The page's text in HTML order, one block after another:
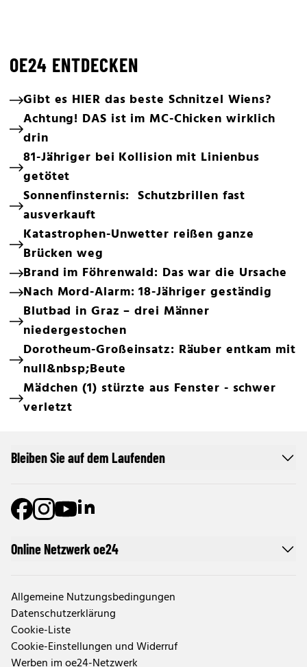
OE24 ENTDECKEN
Gibt es HIER das beste Schnitzel Wiens?
Achtung! DAS ist im MC-Chicken wirklich
drin
81-Jähriger bei Kollision mit Linienbus
getötet
Sonnenfinsternis: Schutzbrillen fast
ausverkauft
Katastrophen-Unwetter reißen ganze
Brücken weg
Brand im Föhrenwald: Das war die Ursache
Nach Mord-Alarm: 18-Jähriger geständig
Blutbad in Graz – drei Männer
niedergestochen
Dorotheum-Großeinsatz: Räuber entkam mit
null&nbsp;Beute
Mädchen (1) stürzte aus Fenster - schwer
verletzt
Online Netzwerk oe24
Allgemeine Nutzungsbedingungen
Datenschutzerklärung
Cookie-Liste
Cookie-Einstellungen und Widerruf
Bleiben Sie auf dem Laufenden